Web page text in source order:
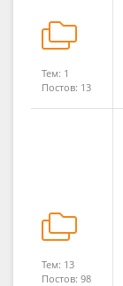
Тем: 1
Постов: 13
Тем: 13
Постов: 98